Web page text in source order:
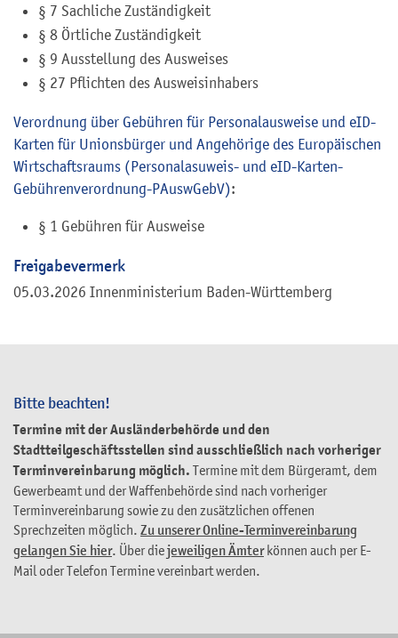
Bitte beachten!
Termine mit der Ausländerbehörde und den
Stadtteilgeschäftsstellen sind ausschließlich nach vorheriger
Terminvereinbarung möglich. Termine mit dem Bürgeramt, dem
Gewerbeamt und der Waffenbehörde sind nach vorheriger
Terminvereinbarung sowie zu den zusätzlichen offenen
Sprechzeiten möglich. Zu unserer Online-Terminvereinbarung
gelangen Sie hier. Über diejeweiligen Ämterkönnen auch per E-
Mail oder Telefon Termine vereinbart werden.
§ 7 Sachliche Zuständigkeit
§ 8 Örtliche Zuständigkeit
§ 9 Ausstellung des Ausweises
§ 27 Pflichten des Ausweisinhabers
Verordnung über Gebühren für Personalausweise und eID-
Karten für Unionsbürger und Angehörige des Europäischen
Wirtschaftsraums (Personalasuweis- und eID-Karten-
Gebührenverordnung-PAuswGebV):
§ 1 Gebühren für Ausweise
Freigabevermerk
05.03.2026 Innenministerium Baden-Württemberg